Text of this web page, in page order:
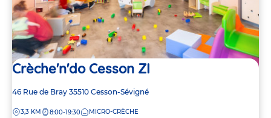
Crèche'n'do Cesson ZI
Adresse
la
46 Rue de Bray 35510 Cesson-Sévigné
DISTANCE
3,3 KM 8:00-19:30 MICRO-CRÈCHE